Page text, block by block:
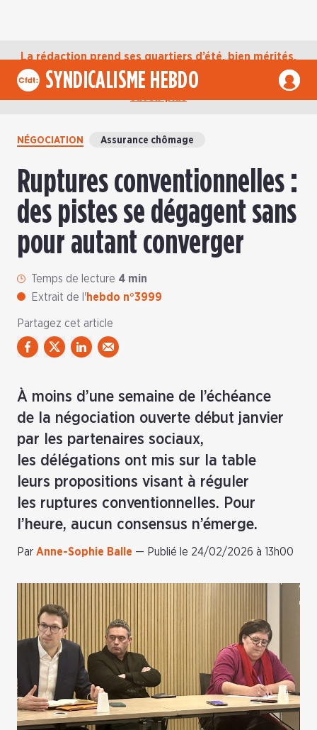
La rédaction prend ses quartiers d’été, bien mérités,
jusqu’au mardi 1er septembre. D’ici là, retrouvez
l’actualité de la CFDT sur notre compte Bluesky. En
SYNDICALISME HEBDO
NÉGOCIATION Assurance chômage
Ruptures conventionnelles :
des pistes se dégagent sans
pour autant converger
Temps de lecture 4 min
Extrait de l'hebdo n°3999
Partagez cet article
À moins d’une semaine de l’échéance
de la négociation ouverte début janvier
par les partenaires sociaux,
les délégations ont mis sur la table
leurs propositions visant à réguler
les ruptures conventionnelles. Pour
l’heure, aucun consensus n’émerge.
Par Anne-Sophie Balle — Publié le 24/02/2026 à 13h00